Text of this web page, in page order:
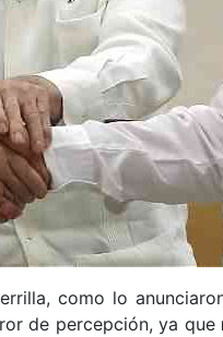
como lo
de percepción, ya que